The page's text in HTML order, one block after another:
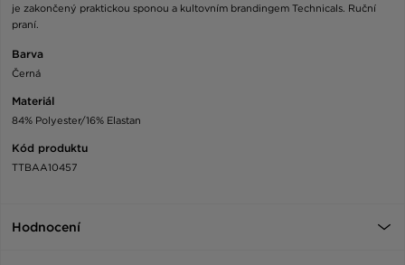
je zakončený praktickou sponou a kultovním brandingem Technicals. Ruční
praní.
Barva
Černá
Materiál
84% Polyester/16% Elastan
Kód produktu
TTBAA10457
Hodnocení